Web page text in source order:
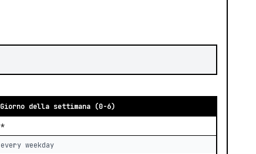
Giorno della settimana (0-6)
*
every weekday